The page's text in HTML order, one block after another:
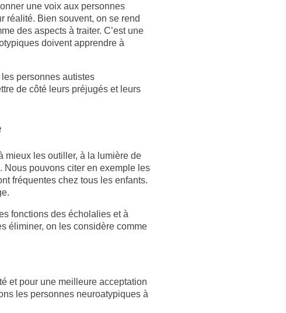
une voix aux personnes
réalité. Bien souvent, on se rend
des aspects à traiter. C’est une
doivent apprendre à
personnes autistes
de côté leurs préjugés et leurs
mieux les outiller, à la lumière de
Nous pouvons citer en exemple les
fréquentes chez tous les enfants.
fonctions des écholalies et à
éliminer, on les considère comme
et pour une meilleure acceptation
les personnes neuroatypiques à